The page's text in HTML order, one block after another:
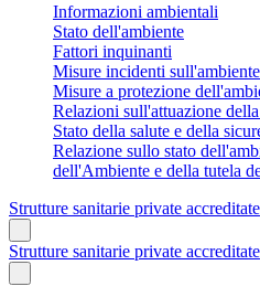
Informazioni ambientali
Stato dell'ambiente
Fattori inquinanti
Misure incidenti
Misure a protezione
Relazioni sull'attuazione
Stato della salute e della
Relazione sullo stato
dell'Ambiente e della tutela
Strutture sanitarie private accreditate
Strutture sanitarie private accreditate